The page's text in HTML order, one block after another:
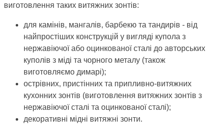
виготовлення таких витяжних зонтів:
для камінів, мангалів, барбекю та тандирів - від
найпростіших конструкцій у вигляді купола з
нержавіючої або оцинкованої сталі до авторських
куполів з міді та чорного металу (також
виготовляємо димарі);
острівних, пристінних та припливно-витяжних
кухонних зонтів (виготовлення витяжних зонтів з
нержавіючої сталі та оцинкованої сталі);
декоративні мідні витяжні зонти.